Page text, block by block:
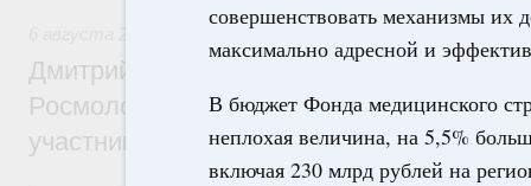
совершенствовать механизмы их
максимально адресной и
В бюджет Фонда медицинского
неплохая величина, на 5,5%
включая 230 млрд рублей на
Молодёжная политика
Дмитрий Чернышенко, Сергей Кравцов и
Росмолодёжи Григорий Гуров
участников проекта «Кольцо открытий»